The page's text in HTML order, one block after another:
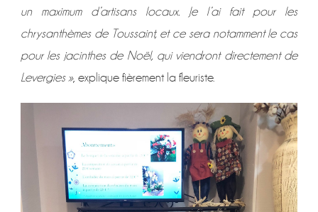
un maximum d’artisans locaux. Je l’ai fait pour les
chrysanthèmes de Toussaint, et ce sera notamment le cas
pour les jacinthes de Noël, qui viendront directement de
Levergies », explique fièrement la fleuriste.